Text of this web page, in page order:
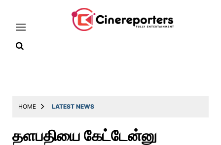
Latest
Throwback
HOME LATEST NEWS
தளபதியை கேட்டேன்னு